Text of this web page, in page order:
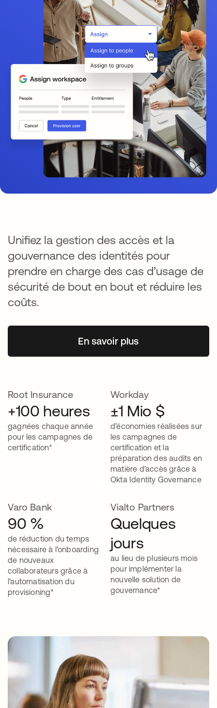
Unifiez la gestion des accès et la
gouvernance des identités pour
prendre en charge des cas d’usage de
sécurité de bout en bout et réduire les
coûts.
En savoir plus
Root Insurance
+100 heures
gagnées chaque année
pour les campagnes de
certification*
Workday
±1 Mio $
d’économies réalisées sur
les campagnes de
certification et la
préparation des audits en
matière d'accès grâce à
Okta Identity Governance
Varo Bank
90 %
de réduction du temps
nécessaire à l’onboarding
de nouveaux
collaborateurs grâce à
l’automatisation du
provisioning*
Vialto Partners
Quelques
jours
au lieu de plusieurs mois
pour implémenter la
nouvelle solution de
gouvernance*